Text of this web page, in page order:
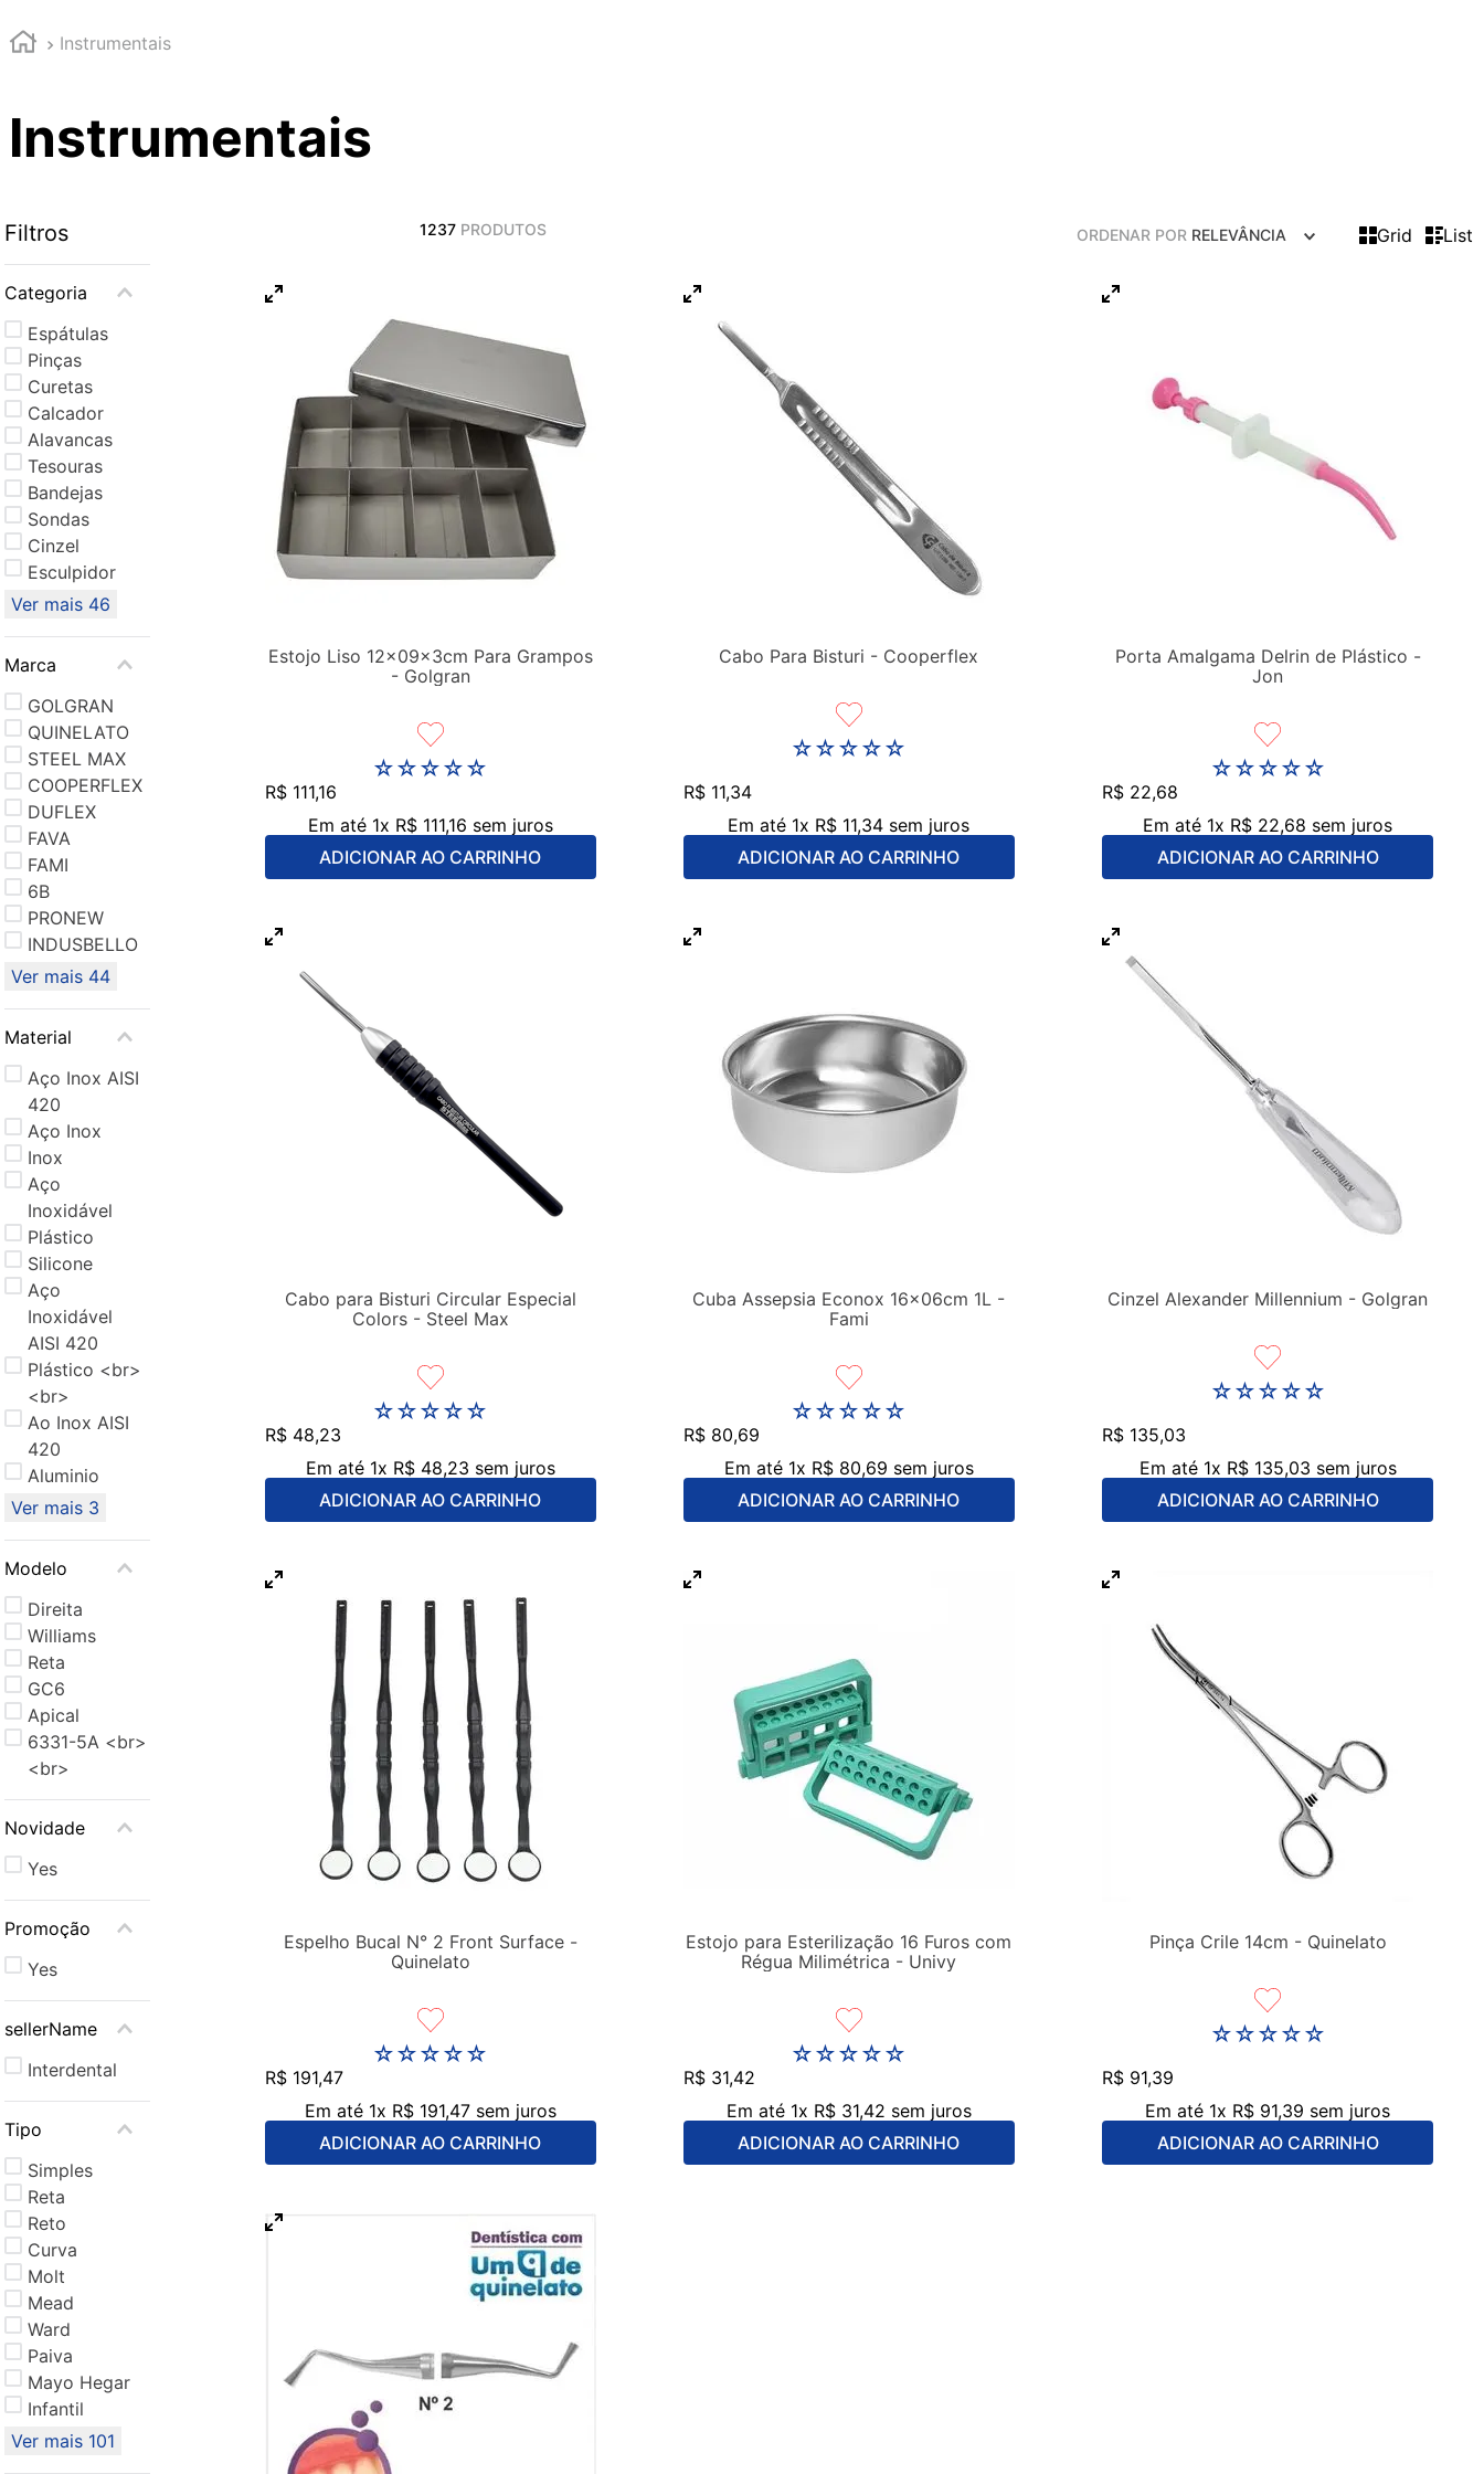
Instrumentais
Instrumentais
Filtros
Categoria
Espátulas
Pinças
Curetas
Calcador
Alavancas
Tesouras
Bandejas
Sondas
Cinzel
Esculpidor
Ver mais 46
Marca
GOLGRAN
QUINELATO
STEEL MAX
COOPERFLEX
DUFLEX
FAVA
FAMI
6B
PRONEW
INDUSBELLO
Ver mais 44
Material
Aço Inox AISI
420
Aço Inox
Inox
Aço
Inoxidável
Plástico
Silicone
Aço
Inoxidável
AISI 420
Plástico <br>
<br>
Ao Inox AISI
420
Aluminio
Ver mais 3
Modelo
Direita
Williams
Reta
GC6
Apical
6331-5A <br>
<br>
Novidade
Yes
Promoção
Yes
sellerName
Interdental
Tipo
Simples
Reta
Reto
Curva
Molt
Mead
Ward
Paiva
Mayo Hegar
Infantil
Ver mais 101
1237 PRODUTOS ORDENAR POR RELEVÂNCIA Grid List
Estojo Liso 12x09x3cm Para Grampos
- Golgran
☆☆☆☆☆
R$ 111,16
Em até 1x R$ 111,16 sem juros
ADICIONAR AO CARRINHO
Cabo Para Bisturi - Cooperflex
☆☆☆☆☆
R$ 11,34
Em até 1x R$ 11,34 sem juros
ADICIONAR AO CARRINHO
Porta Amalgama Delrin de Plástico -
Jon
☆☆☆☆☆
R$ 22,68
Em até 1x R$ 22,68 sem juros
ADICIONAR AO CARRINHO
Cabo para Bisturi Circular Especial
Colors - Steel Max
☆☆☆☆☆
R$ 48,23
Em até 1x R$ 48,23 sem juros
ADICIONAR AO CARRINHO
Cuba Assepsia Econox 16x06cm 1L -
Fami
☆☆☆☆☆
R$ 80,69
Em até 1x R$ 80,69 sem juros
ADICIONAR AO CARRINHO
Cinzel Alexander Millennium - Golgran
☆☆☆☆☆
R$ 135,03
Em até 1x R$ 135,03 sem juros
ADICIONAR AO CARRINHO
Espelho Bucal N° 2 Front Surface -
Quinelato
☆☆☆☆☆
R$ 191,47
Em até 1x R$ 191,47sem juros
ADICIONAR AO CARRINHO
Estojo para Esterilização 16 Furos com
Régua Milimétrica - Univy
☆☆☆☆☆
R$ 31,42
Em até 1x R$ 31,42 sem juros
ADICIONAR AO CARRINHO
Pinça Crile 14cm - Quinelato
☆☆☆☆☆
R$ 91,39
Em até 1x R$ 91,39 sem juros
ADICIONAR AO CARRINHO